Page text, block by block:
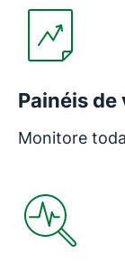
Painéis de
Monitore